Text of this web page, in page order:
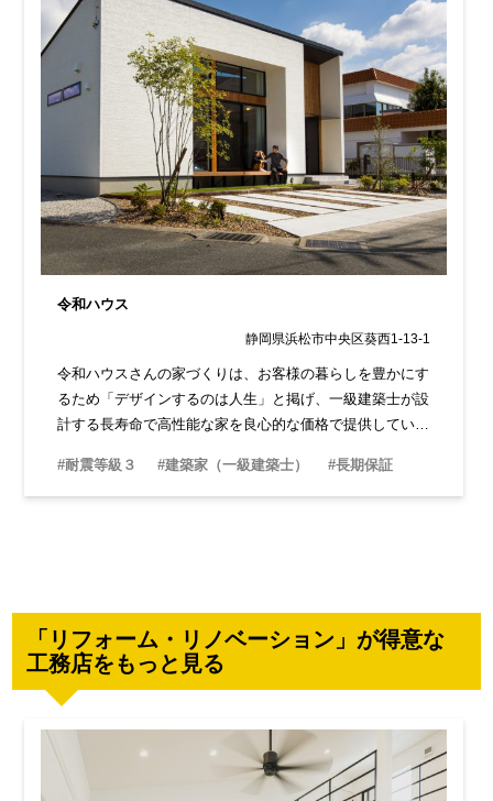
令和ハウス
静岡県浜松市中央区葵西1-13-1
令和ハウスさんの家づくりは、お客様の暮らしを豊かにす
るため「デザインするのは人生」と掲げ、一級建築士が設
計する長寿命で高性能な家を良心的な価格で提供していま
#耐震等級３ #建築家（一級建築士） #長期保証
「リフォーム・リノベーション」が得意な
工務店をもっと見る